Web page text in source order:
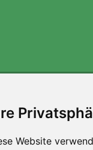
Website
innerhalb von 90